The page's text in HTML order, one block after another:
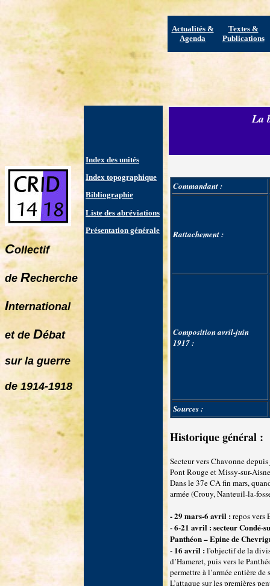
Actualités &
Agenda
Textes &
Publications
Collectif
de Recherche
International
et de Débat
sur la guerre
de 1914-1918
Index des unités
Index topographique
Bibliographie
Liste des abréviations
Présentation générale
La
Commandant :
Rattachement :
Composition avril-juin
1917 :
Sources :
Historique général :
Secteur vers Chavonne
Pont Rouge et Missy-sur-
Dans le 37e CA fin mars,
armée (Crouy, Nanteuil-la-
- 29 mars-6 avril :repos vers
- 6-21 avril : secteur Condé-
Panthéon – Epine de
- 16 avril :l'objectif de la
d’Hameret, puis vers le
permettre à l’armée entière de
L’attaque sur les premières